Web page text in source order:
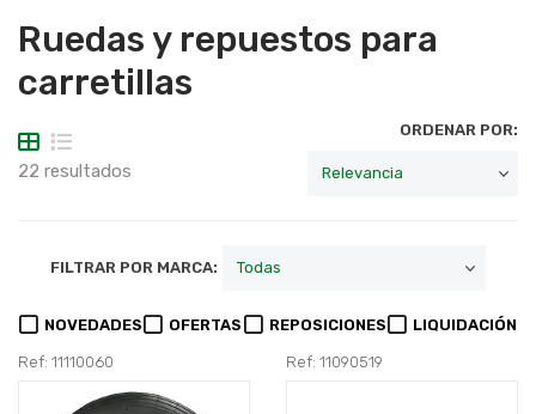
Ruedas y repuestos para
carretillas
22 resultados
ORDENAR POR:
FILTRAR POR MARCA:
NOVEDADES OFERTAS REPOSICIONES LIQUIDACIÓN
Ref: 11110060 Ref: 11090519